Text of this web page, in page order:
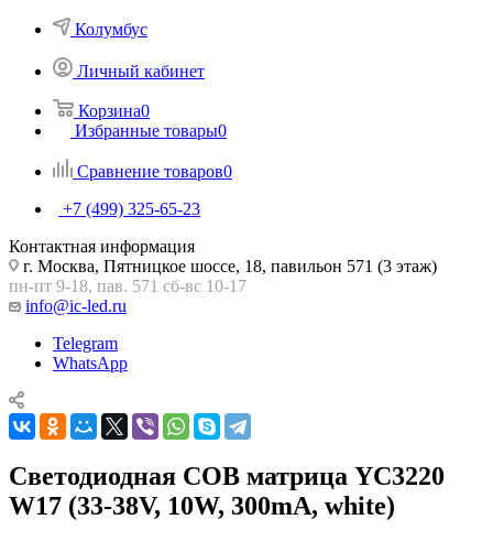
Колумбус
Личный кабинет
Корзина0
Избранные товары0
Сравнение товаров0
+7 (499) 325-65-23
Контактная информация
г. Москва, Пятницкое шоссе, 18, павильон 571 (3 этаж)
пн-пт 9-18, пав. 571 сб-вс 10-17
info@ic-led.ru
Telegram
WhatsApp
Светодиодная COB матрица YC3220
W17 (33-38V, 10W, 300mA, white)